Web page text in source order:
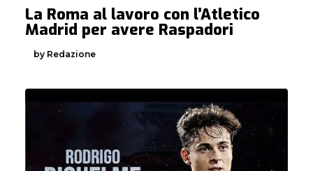
La Roma al lavoro con l’Atletico
Madrid per avere Raspadori
by Redazione